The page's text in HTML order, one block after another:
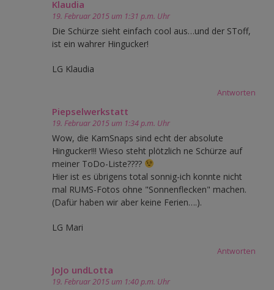
Klaudia
19. Februar 2015 um 1:31 p.m. Uhr
Die Schürze sieht einfach cool aus…und der SToff,
ist ein wahrer Hingucker!
LG Klaudia
Antworten
Piepselwerkstatt
19. Februar 2015 um 1:34 p.m. Uhr
Wow, die KamSnaps sind echt der absolute
Hingucker!!! Wieso steht plötzlich ne Schürze auf
meiner ToDo-Liste????
Hier ist es übrigens total sonnig-ich konnte nicht
mal RUMS-Fotos ohne "Sonnenflecken" machen.
(Dafür haben wir aber keine Ferien….).
LG Mari
Antworten
JoJo undLotta
19. Februar 2015 um 1:40 p.m. Uhr